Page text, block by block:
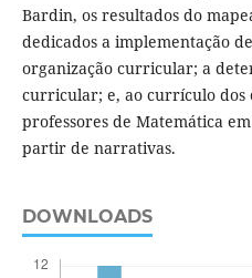
Bardin, os resultados do
dedicados a implementação
organização curricular; a
curricular; e, ao currículo dos
professores de Matemática
partir de narrativas.
DOWNLOADS